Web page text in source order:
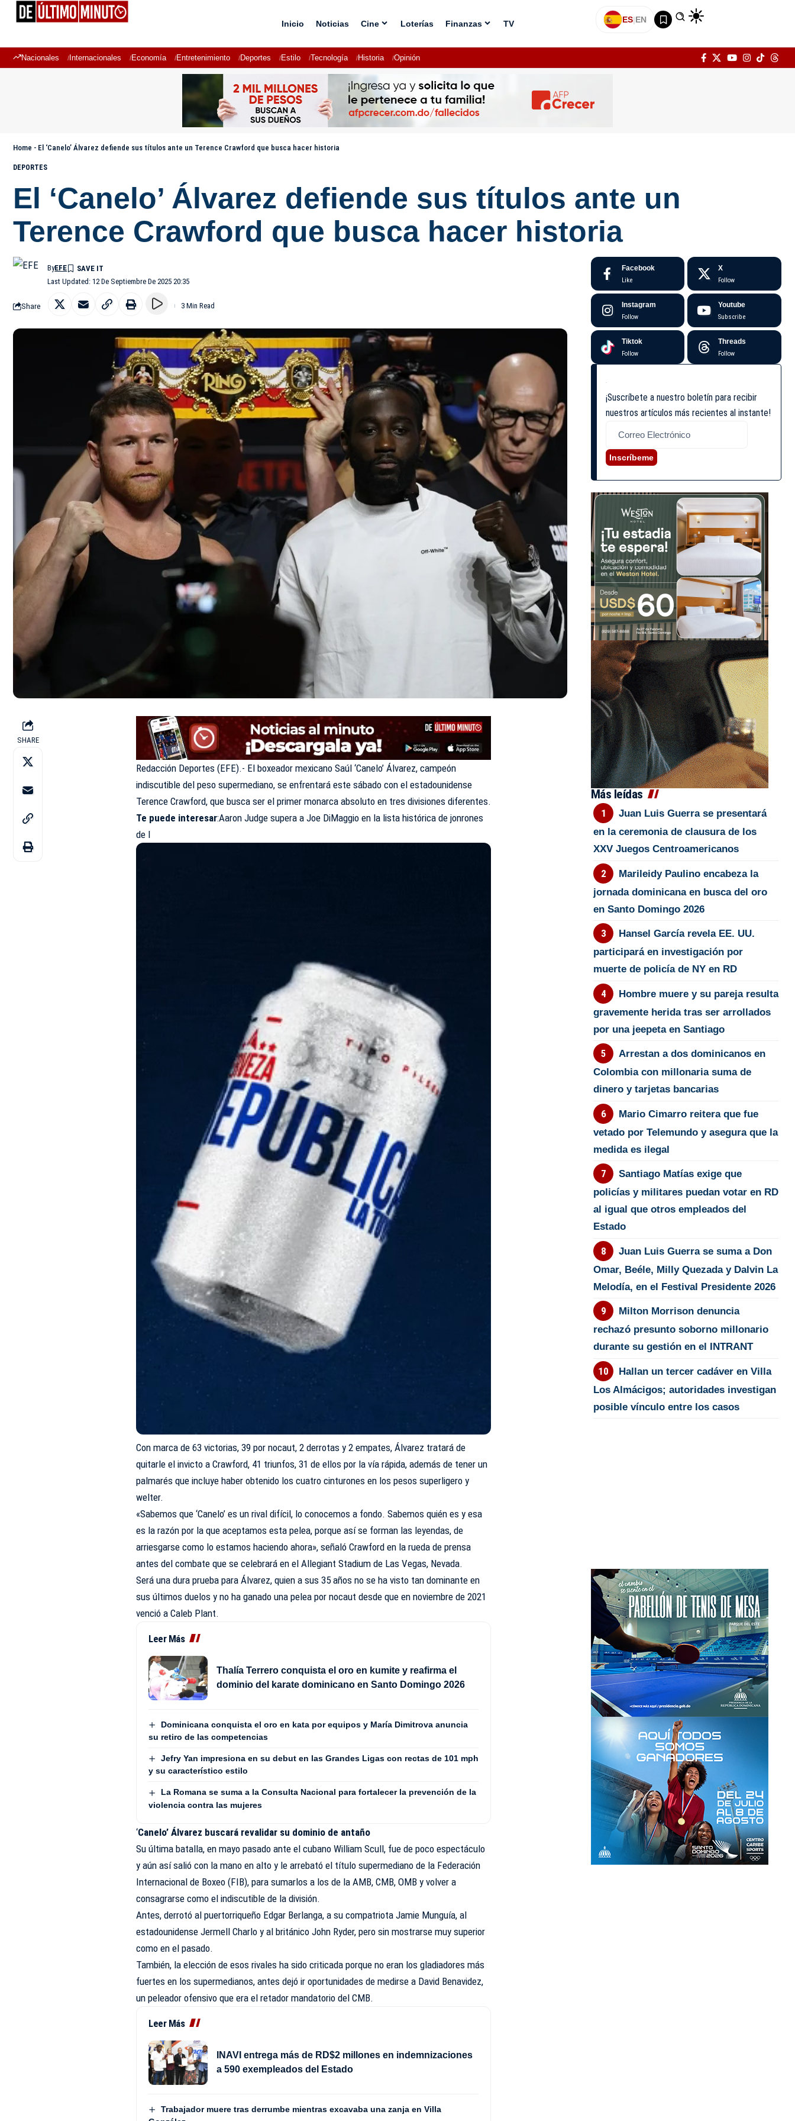
Inicio Noticias Cine Loterías Finanzas TV ES|EN
Nacionales Internacionales Economía Entretenimiento Deportes Estilo Tecnología Historia Opinión
Home - El ‘Canelo’ Álvarez defiende sus títulos ante un Terence Crawford que busca hacer historia
DEPORTES
El ‘Canelo’ Álvarez defiende sus títulos ante un
Terence Crawford que busca hacer historia
Last Updated: 12 De Septiembre De 2025 20:35
ByEFE
Share 3 Min Read
SHARE
Redacción Deportes (EFE).- El boxeador mexicano Saúl ‘Canelo’ Álvarez, campeón
indiscutible del peso supermediano, se enfrentará este sábado con el estadounidense
Terence Crawford, que busca ser el primer monarca absoluto en tres divisiones diferentes.
Te puede interesar:Aaron Judge supera a Joe DiMaggio en la lista histórica de jonrones
de l
Con marca de 63 victorias, 39 por nocaut, 2 derrotas y 2 empates, Álvarez tratará de
quitarle el invicto a Crawford, 41 triunfos, 31 de ellos por la vía rápida, además de tener un
palmarés que incluye haber obtenido los cuatro cinturones en los pesos superligero y
welter.
«Sabemos que ‘Canelo’ es un rival difícil, lo conocemos a fondo. Sabemos quién es y esa
es la razón por la que aceptamos esta pelea, porque así se forman las leyendas, de
arriesgarse como lo estamos haciendo ahora», señaló Crawford en la rueda de prensa
antes del combate que se celebrará en el Allegiant Stadium de Las Vegas, Nevada.
Será una dura prueba para Álvarez, quien a sus 35 años no se ha visto tan dominante en
sus últimos duelos y no ha ganado una pelea por nocaut desde que en noviembre de 2021
venció a Caleb Plant.
Leer Más
Thalía Terrero conquista el oro en kumite y reafirma el
dominio del karate dominicano en Santo Domingo 2026
Dominicana conquista el oro en kata por equipos y María Dimitrova anuncia
su retiro de las competencias
Jefry Yan impresiona en su debut en las Grandes Ligas con rectas de 101 mph
y su característico estilo
La Romana se suma a la Consulta Nacional para fortalecer la prevención de la
violencia contra las mujeres
‘Canelo’ Álvarez buscará revalidar su dominio de antaño
Su última batalla, en mayo pasado ante el cubano William Scull, fue de poco espectáculo
y aún así salió con la mano en alto y le arrebató el título supermediano de la Federación
Internacional de Boxeo (FIB), para sumarlos a los de la AMB, CMB, OMB y volver a
consagrarse como el indiscutible de la división.
Antes, derrotó al puertorriqueño Edgar Berlanga, a su compatriota Jamie Munguía, al
estadounidense Jermell Charlo y al británico John Ryder, pero sin mostrarse muy superior
como en el pasado.
También, la elección de esos rivales ha sido criticada porque no eran los gladiadores más
fuertes en los supermedianos, antes dejó ir oportunidades de medirse a David Benavidez,
un peleador ofensivo que era el retador mandatorio del CMB.
Leer Más
INAVI entrega más de RD$2 millones en indemnizaciones
a 590 exempleados del Estado
Trabajador muere tras derrumbe mientras excavaba una zanja en Villa
Facebook
Like
X
Follow
Instagram
Follow
Youtube
Subscribe
Tiktok
Follow
Threads
Follow
¡Suscríbete a nuestro boletín para recibir
nuestros artículos más recientes al instante!
Inscríbeme
Más leídas
Juan Luis Guerra se presentará
en la ceremonia de clausura de los
XXV Juegos Centroamericanos
Marileidy Paulino encabeza la
jornada dominicana en busca del oro
en Santo Domingo 2026
Hansel García revela EE. UU.
participará en investigación por
muerte de policía de NY en RD
Hombre muere y su pareja resulta
gravemente herida tras ser arrollados
por una jeepeta en Santiago
Arrestan a dos dominicanos en
Colombia con millonaria suma de
dinero y tarjetas bancarias
Mario Cimarro reitera que fue
vetado por Telemundo y asegura que la
medida es ilegal
Santiago Matías exige que
policías y militares puedan votar en RD
al igual que otros empleados del
Estado
Juan Luis Guerra se suma a Don
Omar, Beéle, Milly Quezada y Dalvin La
Melodía, en el Festival Presidente 2026
Milton Morrison denuncia
rechazó presunto soborno millonario
durante su gestión en el INTRANT
Hallan un tercer cadáver en Villa
Los Almácigos; autoridades investigan
posible vínculo entre los casos